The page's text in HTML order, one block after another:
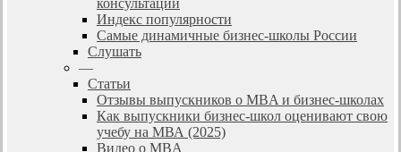
консультации
Индекс популярности
Самые динамичные бизнес-школы России
Слушать
—
Статьи
Отзывы выпускников о MBA и бизнес-школах
Как выпускники бизнес-школ оценивают свою
учебу на МВА (2025)
Видео о MBA